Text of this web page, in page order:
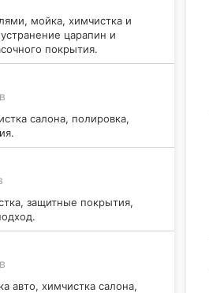
мойка, химчистка и
царапин и
покрытия.
салона, полировка,
защитные покрытия,
авто, химчистка салона,